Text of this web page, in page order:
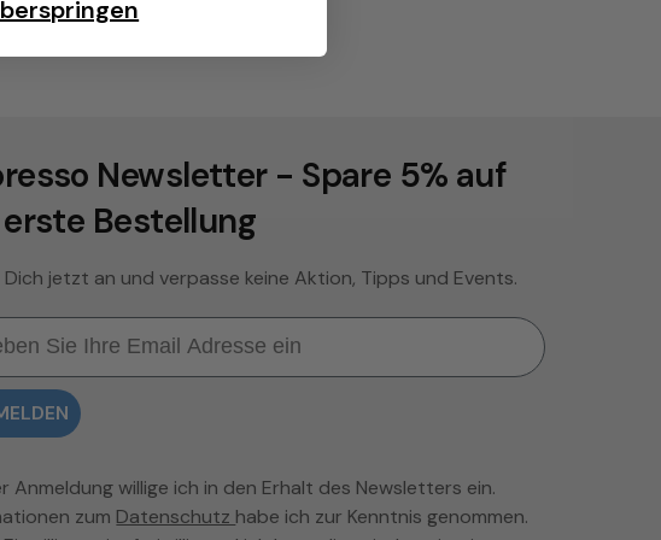
Newsletter - Spare 5% auf
Bestellung
Dich jetzt an und verpasse keine Aktion, Tipps und Events.
Anmeldung willige ich in den Erhalt des Newsletters ein.
zum Datenschutz habe ich zur Kenntnis genommen.